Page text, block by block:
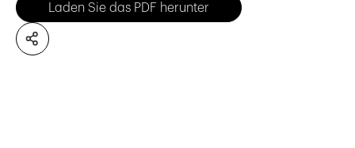
Laden Sie das PDF herunter